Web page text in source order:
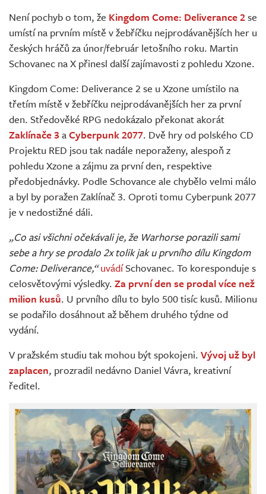
Živě
Není pochyb o tom, že Kingdom Come: Deliverance 2se
umístí na prvním místě v žebříčku nejprodávanějších her u
českých hráčů za únor/február letošního roku. Martin
Schovanec na X přinesl další zajímavosti z pohledu Xzone.
Kingdom Come: Deliverance 2 se u Xzone umístilo na
třetím místě v žebříčku nejprodávanějších her za první
den. Středověké RPG nedokázalo překonat akorát
Zaklínače 3aCyberpunk 2077. Dvě hry od polského CD
Projektu RED jsou tak nadále neporaženy, alespoň z
pohledu Xzone a zájmu za první den, respektive
předobjednávky. Podle Schovance ale chybělo velmi málo
a byl by poražen Zaklínač 3. Oproti tomu Cyberpunk 2077
je v nedostižné dáli.
„Co asi všichni očekávali je, že Warhorse porazili sami
sebe a hry se prodalo 2x tolik jak u prvního dílu Kingdom
Come: Deliverance,“ uvádíSchovanec. To koresponduje s
celosvětovými výsledky. Za první den se prodal více než
milion kusů. U prvního dílu to bylo 500 tisíc kusů. Milionu
se podařilo dosáhnout až během druhého týdne od
vydání.
V pražském studiu tak mohou být spokojeni. Vývoj už byl
zaplacen, prozradil nedávno Daniel Vávra, kreativní
ředitel.